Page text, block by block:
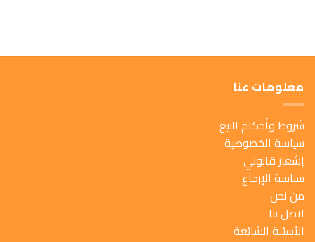
معلومات عنا
شروط وأحكام البيع
سياسة الخصوصية
إشعار قانوني
سياسة الإرجاع
من نحن
اتصل بنا
الأسئلة الشائعة